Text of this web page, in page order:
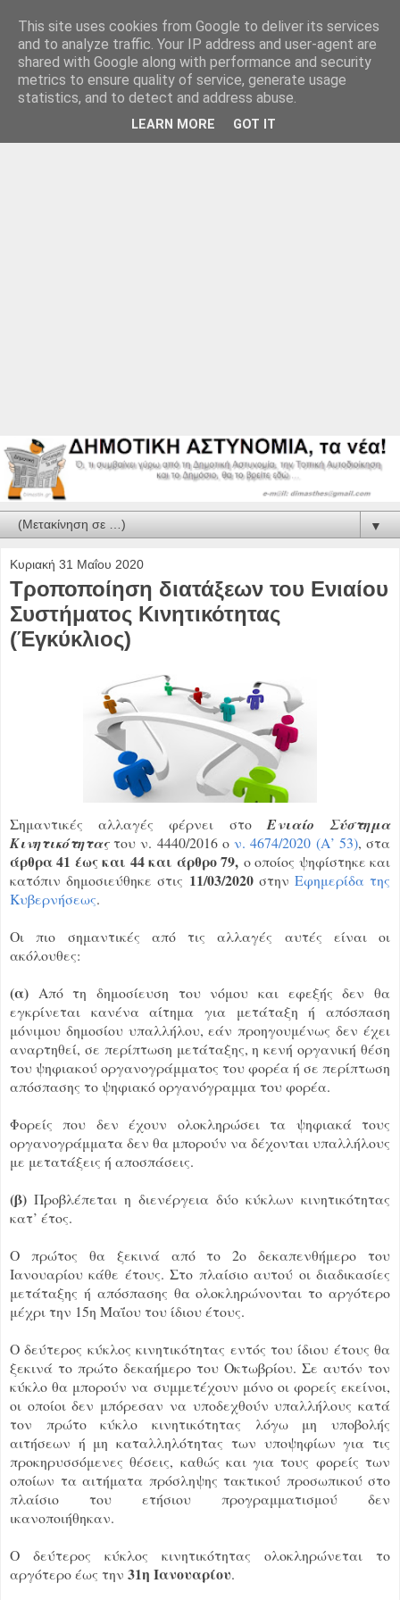
▼
Κυριακή 31 Μαΐου 2020
Τροποποίηση διατάξεων του Ενιαίου
Συστήματος Κινητικότητας
(Έγκύκλιος)
Σημαντικές αλλαγές φέρνει στο Ενιαίο Σύστημα
Κινητικότηταςτου ν. 4440/2016 ον. 4674/2020 (Α’ 53), στα
άρθρα 41 έως και 44 και άρθρο 79, ο οποίος ψηφίστηκε και
κατόπιν δημοσιεύθηκε στις 11/03/2020στην Εφημερίδα της
Κυβερνήσεως.
Οι πιο σημαντικές από τις αλλαγές αυτές είναι οι
ακόλουθες:
(α) Από τη δημοσίευση του νόμου και εφεξής δεν θα
εγκρίνεται κανένα αίτημα για μετάταξη ή απόσπαση
μόνιμου δημοσίου υπαλλήλου, εάν προηγουμένως δεν έχει
αναρτηθεί, σε περίπτωση μετάταξης, η κενή οργανική θέση
του ψηφιακού οργανογράμματος του φορέα ή σε περίπτωση
απόσπασης το ψηφιακό οργανόγραμμα του φορέα.
Φορείς που δεν έχουν ολοκληρώσει τα ψηφιακά τους
οργανογράμματα δεν θα μπορούν να δέχονται υπαλλήλους
με μετατάξεις ή αποσπάσεις.
(β) Προβλέπεται η διενέργεια δύο κύκλων κινητικότητας
κατ’ έτος.
Ο πρώτος θα ξεκινά από το 2ο δεκαπενθήμερο του
Ιανουαρίου κάθε έτους. Στο πλαίσιο αυτού οι διαδικασίες
μετάταξης ή απόσπασης θα ολοκληρώνονται το αργότερο
μέχρι την 15η Μαΐου του ίδιου έτους.
Ο δεύτερος κύκλος κινητικότητας εντός του ίδιου έτους θα
ξεκινά το πρώτο δεκαήμερο του Οκτωβρίου. Σε αυτόν τον
κύκλο θα μπορούν να συμμετέχουν μόνο οι φορείς εκείνοι,
οι οποίοι δεν μπόρεσαν να υποδεχθούν υπαλλήλους κατά
τον πρώτο κύκλο κινητικότητας λόγω μη υποβολής
αιτήσεων ή μη καταλληλότητας των υποψηφίων για τις
προκηρυσσόμενες θέσεις, καθώς και για τους φορείς των
οποίων τα αιτήματα πρόσληψης τακτικού προσωπικού στο
πλαίσιο του ετήσιου προγραμματισμού δεν
ικανοποιήθηκαν.
Ο δεύτερος κύκλος κινητικότητας ολοκληρώνεται το
αργότερο έως την 31η Ιανουαρίου.
This site uses cookies from Google to deliver its services
and to analyze traffic. Your IP address and user-agent are
shared with Google along with performance and security
metrics to ensure quality of service, generate usage
statistics, and to detect and address abuse.
LEARN MORE GOT IT